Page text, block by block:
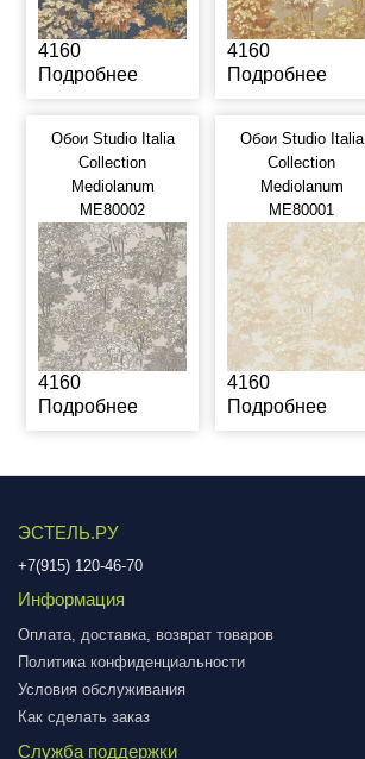
4160
Подробнее
4160
Подробнее
Обои Studio Italia
Collection
Mediolanum
ME80002
4160
Подробнее
Обои Studio Italia
Collection
Mediolanum
ME80001
4160
Подробнее
ЭСТЕЛЬ.РУ
+7(915) 120-46-70
Информация
Оплата, доставка, возврат товаров
Политика конфиденциальности
Условия обслуживания
Как сделать заказ
Служба поддержки